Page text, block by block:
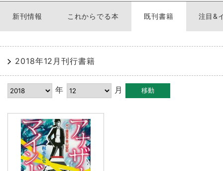
新刊情報 これからでる本 既刊書籍 注目&
2018年12月刊行書籍
年 月